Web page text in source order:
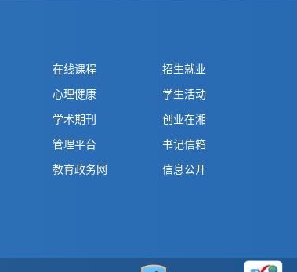
在线课程
招生就业
心理健康
学生活动
学术期刊
创业在湘
管理平台
书记信箱
教育政务网
信息公开